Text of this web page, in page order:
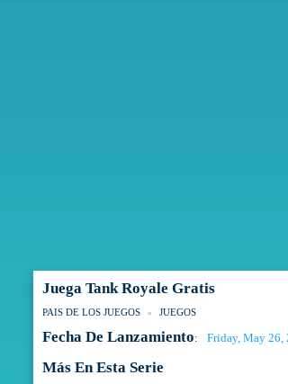
Juega Tank Royale Gratis
PAIS DE LOS JUEGOS JUEGOS
Fecha De Lanzamiento: Friday, May
Más En Esta Serie